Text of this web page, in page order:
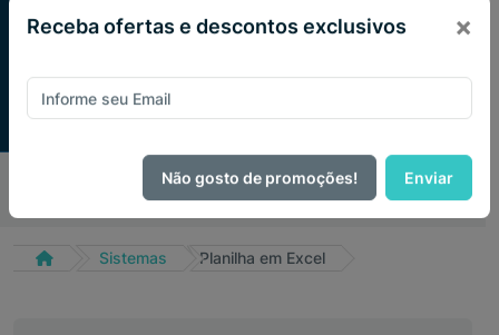
PIX e ganhe 14% OFF em todo o site no mês
de Agosto.
Sistemas Planilha em Excel
Receba ofertas e descontos exclusivos ×
Não gosto de promoções!